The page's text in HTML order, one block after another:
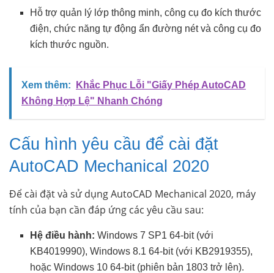
Hỗ trợ quản lý lớp thông minh, công cụ đo kích thước
điện, chức năng tự động ẩn đường nét và công cụ đo
kích thước nguồn.
Xem thêm:
Khắc Phục Lỗi "Giấy Phép AutoCAD
Không Hợp Lệ" Nhanh Chóng
Cấu hình yêu cầu để cài đặt
AutoCAD Mechanical 2020
Để cài đặt và sử dụng AutoCAD Mechanical 2020, máy
tính của bạn cần đáp ứng các yêu cầu sau:
Hệ điều hành: Windows 7 SP1 64-bit (với
KB4019990), Windows 8.1 64-bit (với KB2919355),
hoặc Windows 10 64-bit (phiên bản 1803 trở lên).